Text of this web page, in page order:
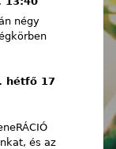
négy
hétfő 17
és az